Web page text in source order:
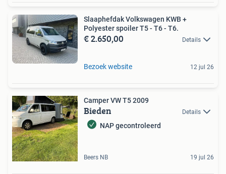
Slaaphefdak Volkswagen KWB +
Polyester spoiler T5 - T6 - T6.
€ 2.650,00 Details
Bezoek website 12 jul 26
Camper VW T5 2009
Bieden Details
NAP gecontroleerd
Beers NB 19 jul 26